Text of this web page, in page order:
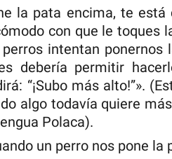
la pata encima, te está
con que le toques
intentan ponernos
debería permitir
“¡Subo más alto!”».
algo todavía quiere
Polaca).
un perro nos pone la